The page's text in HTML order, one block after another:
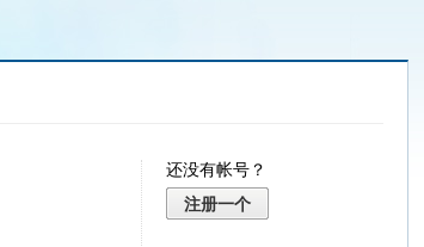
还没有帐号？
注册一个